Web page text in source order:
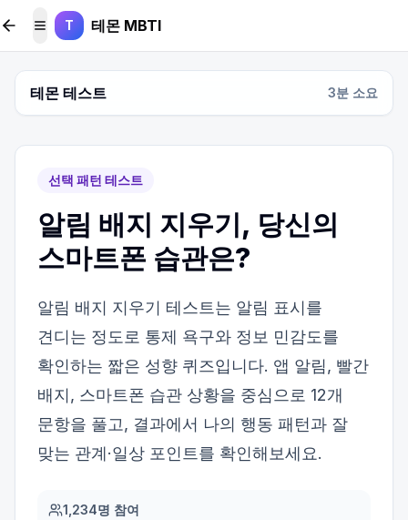
본문 바로가기
메뉴 토글
T 테몬 MBTI
테몬 테스트 3분 소요
선택 패턴 테스트
알림 배지 지우기, 당신의
스마트폰 습관은?
알림 배지 지우기 테스트는 알림 표시를
견디는 정도로 통제 욕구와 정보 민감도를
확인하는 짧은 성향 퀴즈입니다. 앱 알림, 빨간
배지, 스마트폰 습관 상황을 중심으로 12개
문항을 풀고, 결과에서 나의 행동 패턴과 잘
맞는 관계·일상 포인트를 확인해보세요.
1,234명 참여